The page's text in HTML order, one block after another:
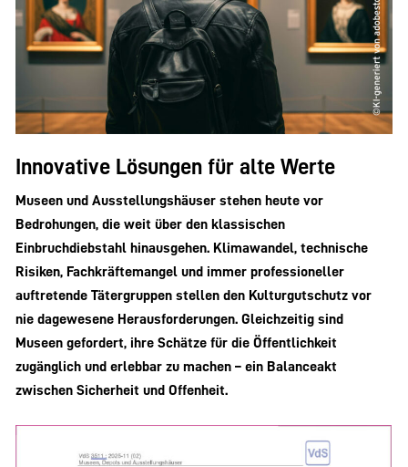
Innovative Lösungen für alte Werte
Museen und Ausstellungshäuser stehen heute vor
Bedrohungen, die weit über den klassischen
Einbruchdiebstahl hinausgehen. Klimawandel, technische
Risiken, Fachkräftemangel und immer professioneller
auftretende Tätergruppen stellen den Kulturgutschutz vor
nie dagewesene Herausforderungen. Gleichzeitig sind
Museen gefordert, ihre Schätze für die Öffentlichkeit
zugänglich und erlebbar zu machen – ein Balanceakt
zwischen Sicherheit und Offenheit.